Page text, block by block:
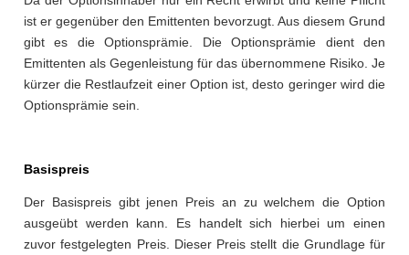
ist er gegenüber den Emittenten bevorzugt. Aus diesem Grund
gibt es die Optionsprämie. Die Optionsprämie dient den
Emittenten als Gegenleistung für das übernommene Risiko. Je
kürzer die Restlaufzeit einer Option ist, desto geringer wird die
Optionsprämie sein.
Basispreis
Der Basispreis gibt jenen Preis an zu welchem die Option
ausgeübt werden kann. Es handelt sich hierbei um einen
zuvor festgelegten Preis. Dieser Preis stellt die Grundlage für